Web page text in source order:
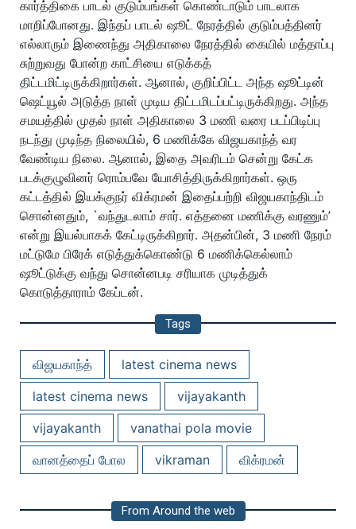
கார்த்திகை பாடல் குடும்பங்கள் கொண்டாடும் பாடலாக
மாறிப்போனது. இந்தப் பாடல் ஷூட் நேரத்தில் குடும்பத்தினர்
எல்லாரும் இணைந்து அதிகாலை நேரத்தில் கையில் மத்தாப்பு
சுற்றுவது போன்ற காட்சியை எடுக்கத்
திட்டமிட்டிருக்கிறார்கள். ஆனால், குறிப்பிட்ட அந்த ஷூட்டின்
ஷெட்யூல் அடுத்த நாள் முடிய திட்டமிடப்பட்டிருக்கிறது. அந்த
சமயத்தில் முதல் நாள் அதிகாலை 3 மணி வரை படப்பிடிப்பு
நடந்து முடிந்த நிலையில், 6 மணிக்கே விஜயகாந்த் வர
வேண்டிய நிலை. ஆனால், இதை அவரிடம் சென்று கேட்க
படக்குழுவினர் ரொம்பவே யோசித்திருக்கிறார்கள். ஒரு
கட்டத்தில் இயக்குநர் விக்ரமன் இதைப்பற்றி விஜயகாந்திடம்
சொன்னதும், `வந்துடலாம் சார். எத்தனை மணிக்கு வரணும்’
என்று இயல்பாகக் கேட்டிருக்கிறார். அதன்பின், 3 மணி நேரம்
மட்டுமே பிரேக் எடுத்துக்கொண்டு 6 மணிக்கெல்லாம்
ஷூட்டுக்கு வந்து சொன்னபடி சரியாக முடித்துக்
கொடுத்தாராம் கேப்டன்.
Tags
விஜயகாந்த்
latest cinema news
latest cinema news
vijayakanth
vijayakanth
vanathai pola movie
வானத்தைப் போல
vikraman விக்ரமன்
From Around the web